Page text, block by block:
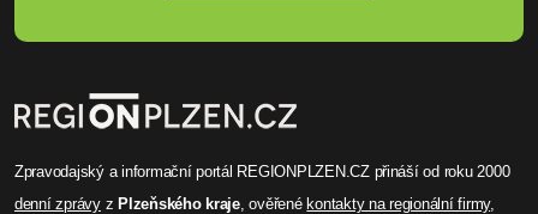
Zpravodajský a informační portál REGIONPLZEN.CZ přináší od roku 2000
denní zprávyzPlzeňského kraje, ověřenékontakty na regionální firmy,